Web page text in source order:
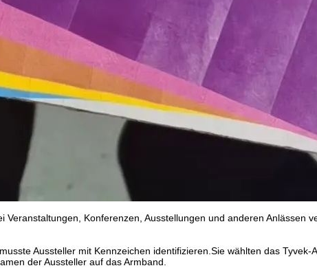
Konferenzen, Ausstellungen und anderen Anlässen
Aussteller mit Kennzeichen identifizieren.Sie wählten das Tyvek-
der Aussteller auf das Armband.